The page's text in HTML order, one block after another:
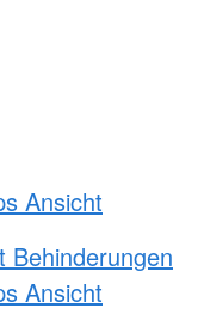
Ansicht
Behinderungen
Ansicht